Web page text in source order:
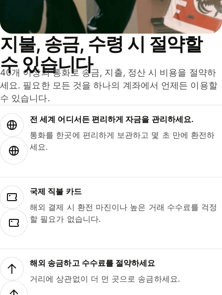
지불, 송금, 수령 시 절약할
수 있습니다
40개 이상의 통화로 송금, 지출, 정산 시 비용을 절약하
세요. 필요한 모든 것을 하나의 계좌에서 언제든 이용할
수 있습니다.
전 세계 어디서든 편리하게 자금을 관리하세요.
통화를 한곳에 편리하게 보관하고 몇 초 만에 환전하
세요.
국제 직불 카드
해외 결제 시 환전 마진이나 높은 거래 수수료를 걱정
할 필요가 없습니다.
해외 송금하고 수수료를 절약하세요
거리에 상관없이 더 먼 곳으로 송금하세요.